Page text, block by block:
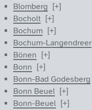
Blomberg
Bocholt
Bochum
Bochum-Langendreer
Bönen
Bonn
Bonn-Bad Godesberg
Bonn Beuel
Bonn-Beuel